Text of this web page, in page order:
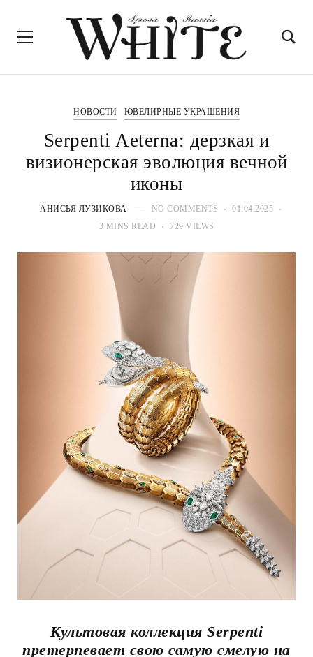
НОВОСТИ ЮВЕЛИРНЫЕ УКРАШЕНИЯ
Serpenti Aeterna: дерзкая и
визионерская эволюция вечной
иконы
АНИСЬЯ ЛУЗИКОВА NO COMMENTS
01.04.2025
3 MINS READ
729 VIEWS
Культовая коллекция Serpenti
претерпевает свою самую смелую на